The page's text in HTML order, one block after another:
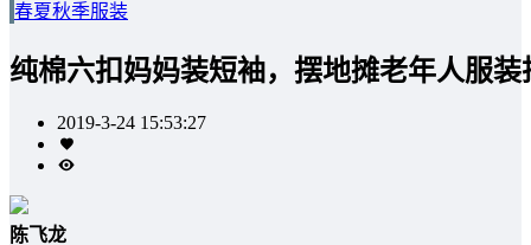
春夏秋季服装
纯棉六扣妈妈装短袖，摆地摊老年人服装
2019-3-24 15:53:27
陈飞龙